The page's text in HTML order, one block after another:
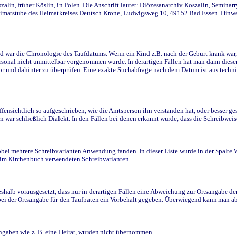
früher Köslin, in Polen. Die Anschrift lautet: Diözesanarchiv Koszalin,
des Heimatkreises Deutsch Krone, Ludwigsweg 10, 49152 Bad Essen.
die Chronologie des Taufdatums. Wenn ein Kind z.B. nach der Geburt krank
nicht unmittelbar vorgenommen wurde. In derartigen Fällen hat man dann
dahinter zu überprüfen. Eine exakte Suchabfrage nach dem Datum ist aus
so aufgeschrieben, wie die Amtsperson ihn verstanden hat, oder besser
war schließlich Dialekt. In den Fällen bei denen erkannt wurde, dass die
mehrere Schreibvarianten Anwendung fanden. In dieser Liste wurde in der Spalte
Kirchenbuch verwendeten Schreibvarianten.
vorausgesetzt, dass nur in derartigen Fällen eine Abweichung zur Ortsangabe
Ortsangabe für den Taufpaten ein Vorbehalt gegeben. Überwiegend kann man
wie z. B. eine Heirat, wurden nicht übernommen.